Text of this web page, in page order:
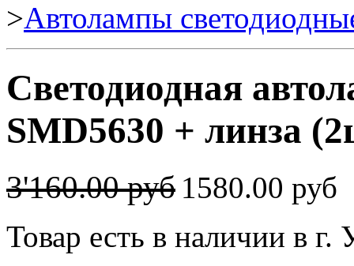
>Автолампы
Светодиодная
SMD5630 + линза
3'160.00 руб 1580.00 руб
Товар есть в наличии в г.